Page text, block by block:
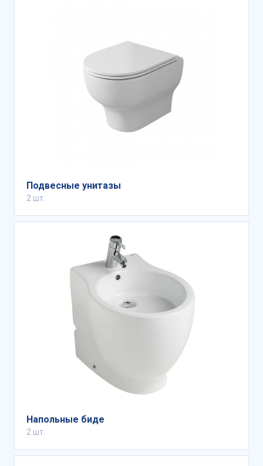
Подвесные унитазы
2 шт.
Напольные биде
2 шт.